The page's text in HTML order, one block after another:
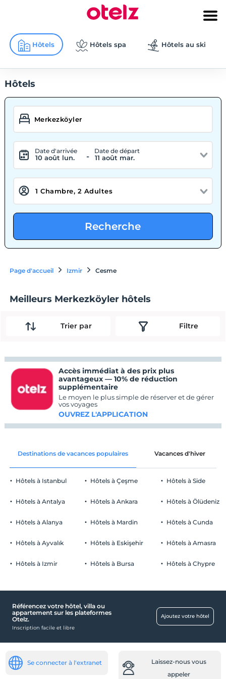
Hôtels Hôtels spa Hôtels au ski
Hôtels
Date d'arrivée
10 août lun. -
Date de départ
11 août mar.
Recherche
Page d'accueil Izmir Cesme
Meilleurs Merkezköyler hôtels
Trier par Filtre
Accès immédiat à des prix plus
avantageux — 10% de réduction
supplémentaire
Le moyen le plus simple de réserver et de gérer
vos voyages
OUVREZ L'APPLICATION
Destinations de vacances populaires Vacances d'hiver
Hôtels à Istanbul
Hôtels à Antalya
Hôtels à Alanya
Hôtels à Ayvalık
Hôtels à Izmir
Hôtels à Çeşme
Hôtels à Ankara
Hôtels à Mardin
Hôtels à Eskişehir
Hôtels à Bursa
Hôtels à Side
Hôtels à Ölüdeniz
Hôtels à Cunda
Hôtels à Amasra
Hôtels à Chypre
Référencez votre hôtel, villa ou
appartement sur les plateformes
Otelz.
Inscription facile et libre
Ajoutez votre hôtel
Se connecter à l'extranet
Laissez-nous vous
appeler